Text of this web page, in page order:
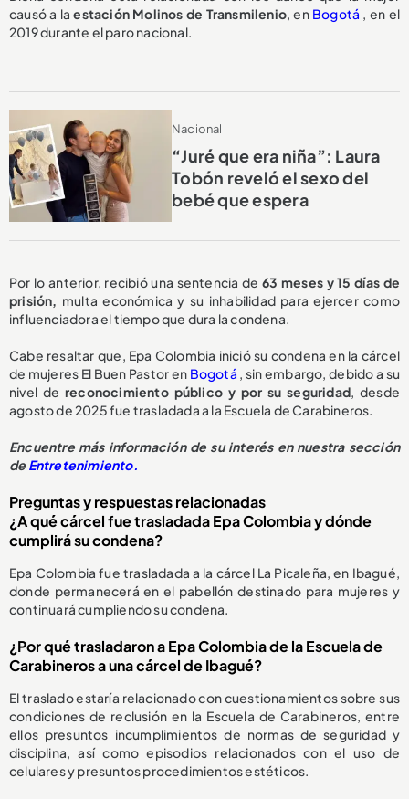
causó a laestación Molinos de Transmilenio, en Bogotá , en el
2019 durante el paro nacional.
Nacional
“Juré que era niña”: Laura
Tobón reveló el sexo del
bebé que espera
Por lo anterior, recibió una sentencia de 63 meses y 15 días de
prisión, multa económica y su inhabilidad para ejercer como
influenciadora el tiempo que dura la condena.
Cabe resaltar que, Epa Colombia inició su condena en la cárcel
de mujeres El Buen Pastor en Bogotá , sin embargo, debido a su
nivel de reconocimiento público y por su seguridad, desde
agosto de 2025 fue trasladada a la Escuela de Carabineros.
Encuentre más información de su interés en nuestra sección
deEntretenimiento.
Preguntas y respuestas relacionadas
¿A qué cárcel fue trasladada Epa Colombia y dónde
cumplirá su condena?
Epa Colombia fue trasladada a la cárcel La Picaleña, en Ibagué,
donde permanecerá en el pabellón destinado para mujeres y
continuará cumpliendo su condena.
¿Por qué trasladaron a Epa Colombia de la Escuela de
Carabineros a una cárcel de Ibagué?
El traslado estaría relacionado con cuestionamientos sobre sus
condiciones de reclusión en la Escuela de Carabineros, entre
ellos presuntos incumplimientos de normas de seguridad y
disciplina, así como episodios relacionados con el uso de
celulares y presuntos procedimientos estéticos.